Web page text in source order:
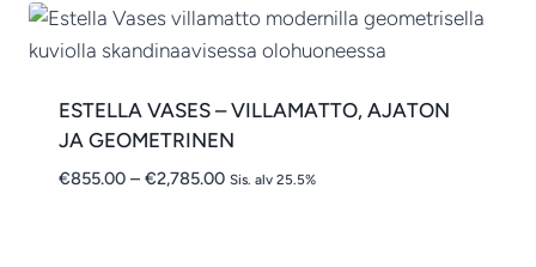
ESTELLA VASES – VILLAMATTO, AJATON
JA GEOMETRINEN
€855.00 – €2,785.00Hintaluokka:
Sis. alv 25.5%